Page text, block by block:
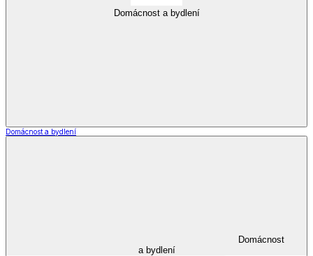
Domácnost a bydlení
Domácnost a bydlení
Domácnost
a bydlení